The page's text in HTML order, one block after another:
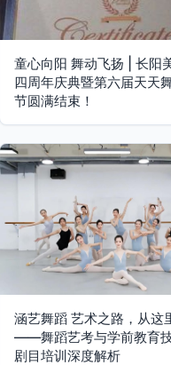
童心向阳 舞动飞扬 | 长阳
四周年庆典暨第六届天天
节圆满结束！
涵艺舞蹈 艺术之路，从这
——舞蹈艺考与学前教育
剧目培训深度解析